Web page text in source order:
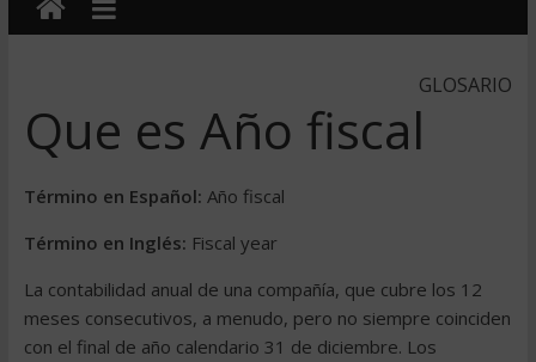
GLOSARIO
Que es Año fiscal
Término en Español: Año fiscal
Término en Inglés: Fiscal year
La contabilidad anual de una compañía, que cubre los 12
meses consecutivos, a menudo, pero no siempre coinciden
con el final de año calendario 31 de diciembre. Los